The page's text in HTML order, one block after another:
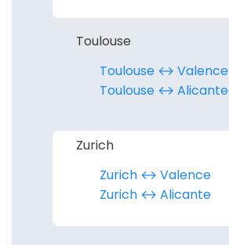
Toulouse
Toulouse ↔︎ Valence
Toulouse ↔︎ Alicante
Zurich
Zurich ↔︎ Valence
Zurich ↔︎ Alicante